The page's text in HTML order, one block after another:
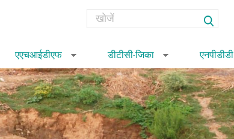
Search
एएचआईडीएफ डीटीसी-जिका एनपीडीडी